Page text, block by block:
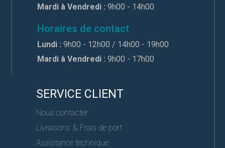
Mardi à Vendredi : 9h00 - 14h00
Horaires de contact
Lundi : 9h00 - 12h00 / 14h00 - 19h00
Mardi à Vendredi : 9h00 - 17h00
SERVICE CLIENT
Nous contacter
Livraisons & Frais de port
Assistance technique